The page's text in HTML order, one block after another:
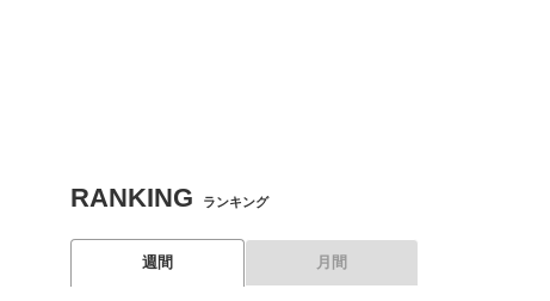
RANKING ランキング
週間 月間